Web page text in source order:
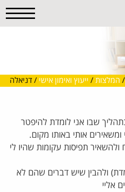
/ המלצות / ייעוץ ואימון אישי / דניאלה
שבו אני לומדת להיפטר
אותי באותו מקום.
תפיסות עקומות שהיו לי
ולהבין שיש דברים שהם לא
אליי